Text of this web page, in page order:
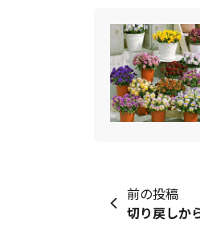
前の投稿
切り戻しか